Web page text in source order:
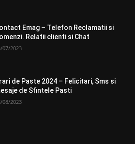
Emag – Telefon Reclamatii si
Relatii clienti si Chat
07/2023
de Paste 2024 – Felicitari, Sms si
de Sfintele Pasti
08/2023